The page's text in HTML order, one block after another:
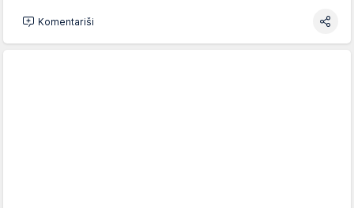
Komentariši